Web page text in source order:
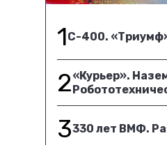
1С-400.
2«Курьер».
3330 лет ВМФ.